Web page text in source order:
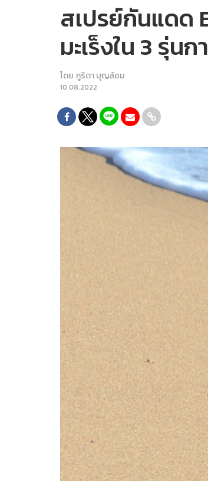
สเปรย์กันแดด
มะเร็งใน 3 รุ่น
โดย ภูริตา บุญล้อม
10.08.2022